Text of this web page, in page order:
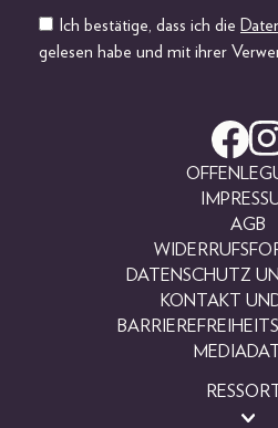
Ich bestätige, dass ich die
gelesen habe und mit ihrer
AGB
DATENSCHUTZ
KONTAKT